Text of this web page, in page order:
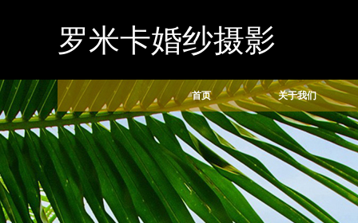
罗米卡婚纱摄影
首页 关于我们